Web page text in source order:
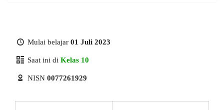
Mulai belajar 01 Juli 2023
Saat ini di Kelas 10
NISN 0077261929